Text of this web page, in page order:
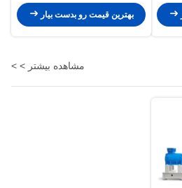
بهترین قیمت رو بدست بیار
مشاهده بیشتر > >